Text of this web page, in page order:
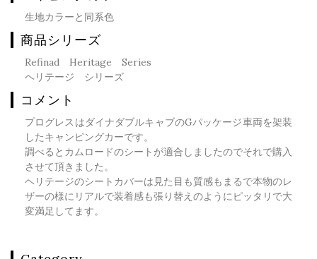
生地カラーと同系色
商品シリーズ
Refinad Heritage Series
ヘリテージ シリーズ
コメント
プログレスはダイナダブルキャブのGパッケージ車両を架装
したキャンピングカーです。
調べるとカムロードのシートが適合しましたのでそれで購入
させて頂きました。
ヘリテージのシートカバーは見た目も質感もまるで本物のレ
ザーの様にリアルで装着感も張り替えのようにピッタリで大
変満足してます。